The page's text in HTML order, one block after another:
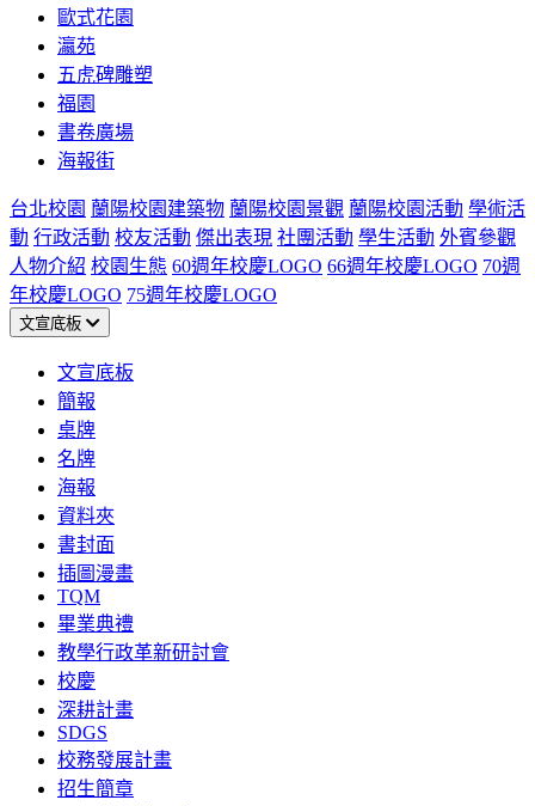
歐式花園
瀛苑
五虎碑雕塑
福園
書卷廣場
海報街
台北校園 蘭陽校園建築物 蘭陽校園景觀 蘭陽校園活動 學術活
動 行政活動 校友活動 傑出表現 社團活動 學生活動 外賓參觀
人物介紹 校園生態 60週年校慶LOGO 66週年校慶LOGO 70週
年校慶LOGO 75週年校慶LOGO
文宣底板
文宣底板
簡報
桌牌
名牌
海報
資料夾
書封面
插圖漫畫
TQM
畢業典禮
教學行政革新研討會
校慶
深耕計畫
SDGS
校務發展計畫
招生簡章